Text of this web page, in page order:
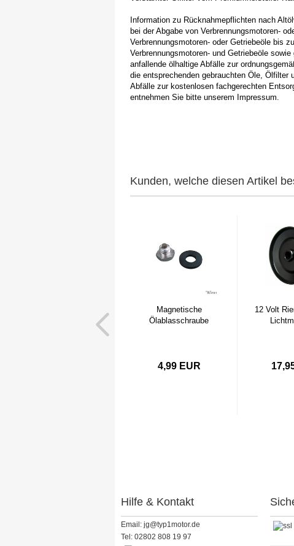
Information zu Rücknahmepflichten nach
bei der Abgabe von Verbrennungsmotoren-
Verbrennungsmotoren- oder Getriebeöle bis
Verbrennungsmotoren- und Getriebeöle
anfallende ölhaltige Abfälle zur
die entsprechenden gebrauchten Öle, Ölfilter
Abfälle zur kostenlosen fachgerechten
entnehmen Sie bitte unserem Impressum.
Kunden, welche diesen Artikel
Magnetische
Ölablasschraube
4,99 EUR
12 Volt
Hilfe & Kontakt
Email: jg@typ1motor.de
Tel: 02802 808 19 97